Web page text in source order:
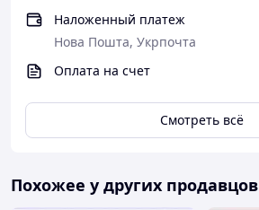
Наложенный платеж
Нова Пошта, Укрпочта
Оплата на счет
Смотреть всё
Похожее у других продавцов